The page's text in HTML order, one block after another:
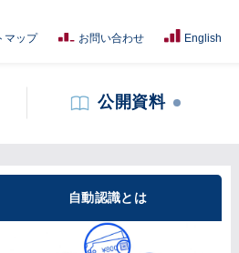
マップ お問い合わせ English
公開資料
自動認識とは